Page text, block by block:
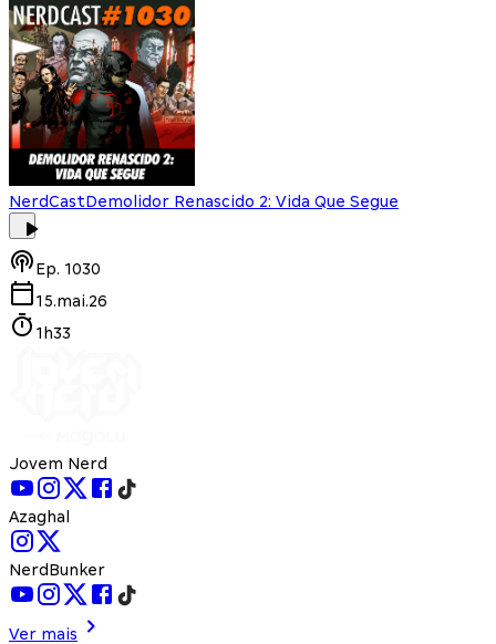
NerdCastDemolidor Renascido 2: Vida Que Segue
Ep. 1030
15.mai.26
1h33
Jovem Nerd
Azaghal
NerdBunker
Ver mais